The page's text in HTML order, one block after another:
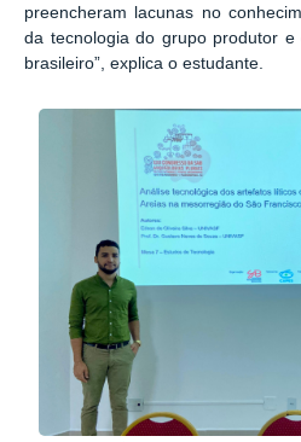
preencheram lacunas no
da tecnologia do grupo produtor
brasileiro”, explica o estudante.